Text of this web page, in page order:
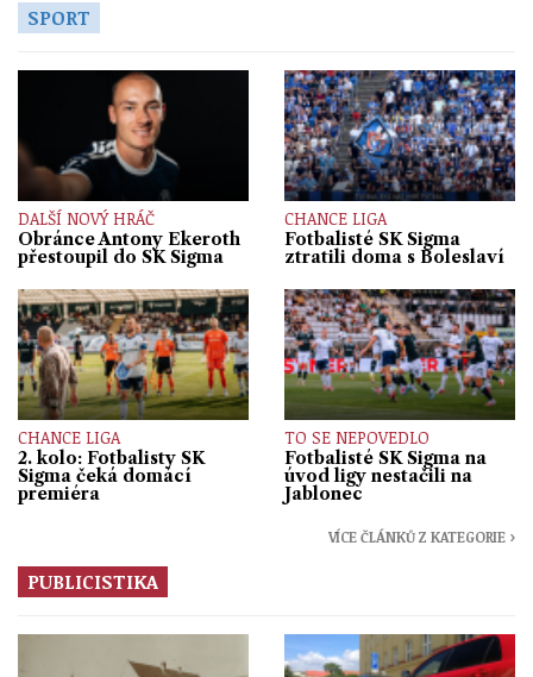
SPORT
DALŠÍ NOVÝ HRÁČ
Obránce Antony Ekeroth
přestoupil do SK Sigma
CHANCE LIGA
Fotbalisté SK Sigma
ztratili doma s Boleslaví
CHANCE LIGA
2. kolo: Fotbalisty SK
Sigma čeká domácí
premiéra
TO SE NEPOVEDLO
Fotbalisté SK Sigma na
úvod ligy nestačili na
Jablonec
VÍCE ČLÁNKŮ Z KATEGORIE ›
PUBLICISTIKA